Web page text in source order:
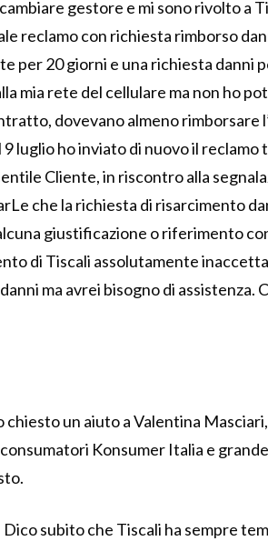
gestore e mi sono rivolto a
reclamo con richiesta rimborso
per 20 giorni e una richiesta danni
mia rete del cellulare ma non ho
dovevano almeno rimborsare
luglio ho inviato di nuovo il reclamo
Cliente, in riscontro alla
che la richiesta di risarcimento
giustificazione o riferimento
di Tiscali assolutamente
ma avrei bisogno di assistenza.
chiesto un aiuto a Valentina
Konsumer Italia e
Dico subito che Tiscali ha sempre